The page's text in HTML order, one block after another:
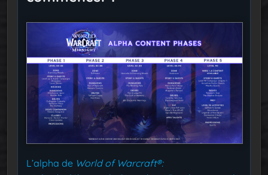
L’alpha de World of Warcraft®: